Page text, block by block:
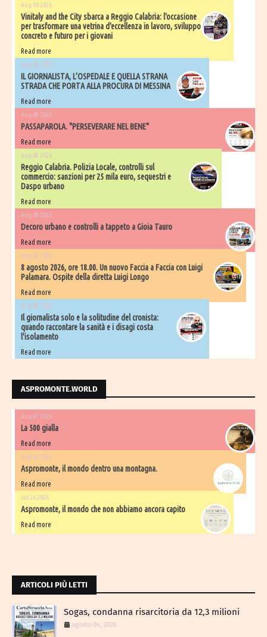
Aug 09 2026
Vinitaly and the City sbarca a Reggio Calabria: l'occasione
per trasformare una vetrina d'eccellenza in lavoro, sviluppo
concreto e futuro per i giovani
Read more
Aug 08 2026
IL GIORNALISTA, L’OSPEDALE E QUELLA STRANA
STRADA CHE PORTA ALLA PROCURA DI MESSINA
Read more
Aug 08 2026
PASSAPAROLA. "PERSEVERARE NEL BENE"
Read more
Aug 08 2026
Reggio Calabria. Polizia Locale, controlli sul
commercio: sanzioni per 25 mila euro, sequestri e
Daspo urbano
Read more
Aug 08 2026
Decoro urbano e controlli a tappeto a Gioia Tauro
Read more
Aug 08 2026
8 agosto 2026, ore 18.00. Un nuovo Faccia a Faccia con Luigi
Palamara. Ospite della diretta Luigi Longo
Read more
Aug 08 2026
Il giornalista solo e la solitudine del cronista:
quando raccontare la sanità e i disagi costa
l'isolamento
Read more
ASPROMONTE.WORLD
Aug 07 2026
La 500 gialla
Read more
Aug 06 2026
Aspromonte, il mondo dentro una montagna.
Read more
Jul 26 2026
Aspromonte, il mondo che non abbiamo ancora capito
Read more
ARTICOLI PIÙ LETTI
Sogas, condanna risarcitoria da 12,3 milioni
agosto 04, 2026